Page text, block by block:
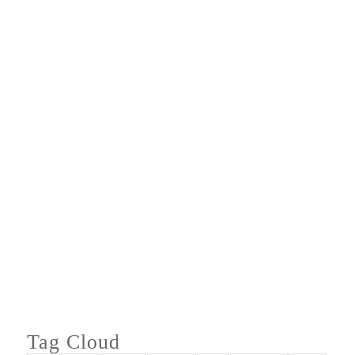
Tag Cloud